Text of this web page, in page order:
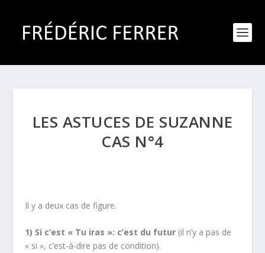
LES ASTUCES DE SUZANNE
CAS N°4
Il y a deux cas de figure.
1) Si c’est « Tu iras »: c’est du futur (il n’y a pas de
« si », c’est-à-dire pas de condition).